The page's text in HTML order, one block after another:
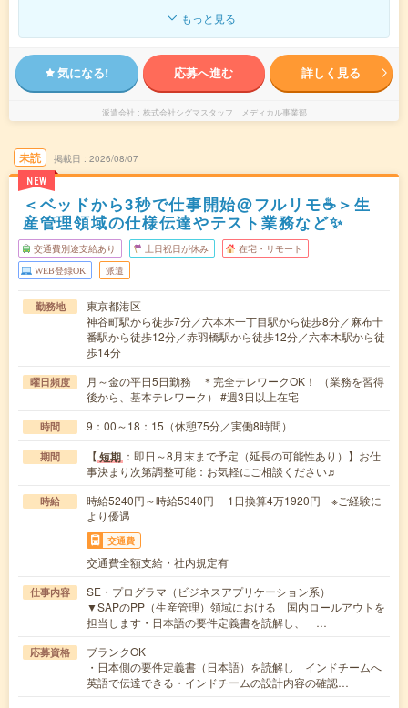
もっと見る
気になる! 応募へ進む 詳しく見る
派遣会社 株式会社シグマスタッフ メディカル事業部
未読
NEW
掲載日 2026/08/07
＜ベッドから3秒で仕事開始@フルリモ☕＞生
産管理領域の仕様伝達やテスト業務など✨
交通費別途支給あり 土日祝日が休み 在宅・リモート
WEB登録OK 派遣
勤務地
東京都港区
神谷町駅から徒歩7分／六本木一丁目駅から徒歩8分／麻布十
番駅から徒歩12分／赤羽橋駅から徒歩12分／六本木駅から徒
歩14分
曜日頻度
月～金の平日5日勤務 ＊完全テレワークOK！ （業務を習得
後から、基本テレワーク） #週3日以上在宅
時間 9：00～18：15（休憩75分／実働8時間）
期間 【短期 ：即日～8月末まで予定（延長の可能性あり）】お仕
事決まり次第調整可能：お気軽にご相談ください♬
時給
時給5240円～時給5340円 1日換算4万1920円 ※ご経験に
より優遇
交通費
交通費全額支給・社内規定有
仕事内容
SE・プログラマ（ビジネスアプリケーション系）
▼SAPのPP（生産管理）領域における 国内ロールアウトを
担当します・日本語の要件定義書を読解し、 …
応募資格
ブランクOK
・日本側の要件定義書（日本語）を読解し インドチームへ
英語で伝達できる・インドチームの設計内容の確認…